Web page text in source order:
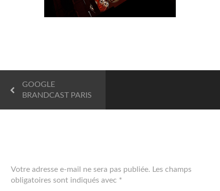
GOOGLE
BRANDCAST PARIS
Votre adresse e-mail ne sera pas publiée. Les champs
obligatoires sont indiqués avec *